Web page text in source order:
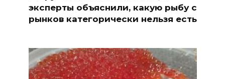
эксперты объяснили, какую рыбу с
рынков категорически нельзя есть